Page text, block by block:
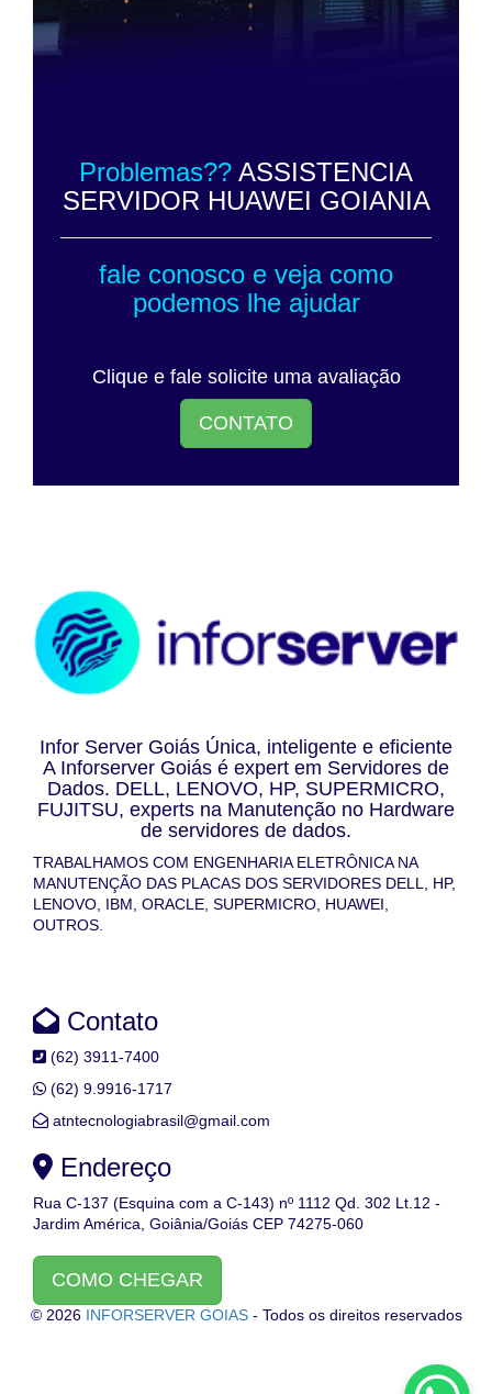
Problemas?? ASSISTENCIA
SERVIDOR HUAWEI GOIANIA
fale conosco e veja como
podemos lhe ajudar
Clique e fale solicite uma avaliação
CONTATO
Infor Server Goiás Única, inteligente e eficiente
A Inforserver Goiás é expert em Servidores de
Dados. DELL, LENOVO, HP, SUPERMICRO,
FUJITSU, experts na Manutenção no Hardware
de servidores de dados.
TRABALHAMOS COM ENGENHARIA ELETRÔNICA NA
MANUTENÇÃO DAS PLACAS DOS SERVIDORES DELL, HP,
LENOVO, IBM, ORACLE, SUPERMICRO, HUAWEI,
OUTROS.
Contato
(62) 3911-7400
(62) 9.9916-1717
atntecnologiabrasil@gmail.com
Endereço
Rua C-137 (Esquina com a C-143) nº 1112 Qd. 302 Lt.12 -
Jardim América, Goiânia/Goiás CEP 74275-060
COMO CHEGAR
© 2026 INFORSERVER GOIAS- Todos os direitos reservados